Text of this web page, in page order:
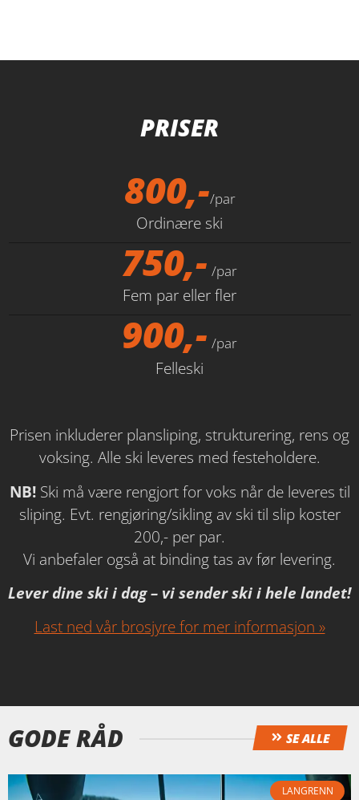
PRISER
800,-/par
Ordinære ski
750,- /par
Fem par eller fler
900,- /par
Felleski
Prisen inkluderer plansliping, strukturering, rens og
voksing. Alle ski leveres med festeholdere.
NB!Ski må være rengjort for voks når de leveres til
sliping. Evt. rengjøring/sikling av ski til slip koster
200,- per par.
Vi anbefaler også at binding tas av før levering.
Lever dine ski i dag – vi sender ski i hele landet!
Last ned vår brosjyre for mer informasjon »
GODE RÅD SE ALLE
LANGRENN